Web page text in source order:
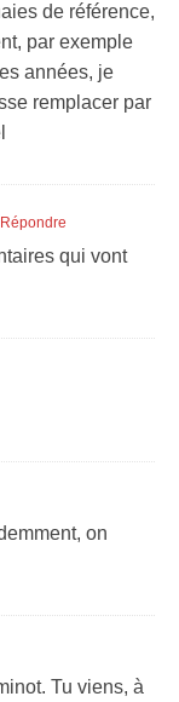
de référence,
par exemple
années, je
remplacer par
Répondre
qui vont
on
Tu viens, à